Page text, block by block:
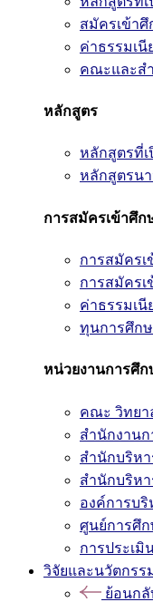
สมัครเข้าศึ
ค่าธรรมเ
คณะและส
หลักสูตร
หลักสูตรที่
หลักสูตรน
การสมัครเข้าศึก
การสมัคร
การสมัคร
ค่าธรรมเ
ทุนการศึก
หน่วยงานการศึก
คณะ วิทยา
สำนักงานก
สำนักบริห
สำนักบริห
องค์การบ
ศูนย์การศึก
การประเมิ
วิจัยและนวัตกรร
ย้อนกลั